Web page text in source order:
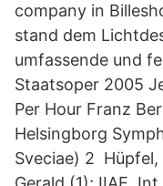
company in
stand dem
umfassende und
Staatsoper 2005
Per Hour Franz
Helsingborg
Sveciae) 2